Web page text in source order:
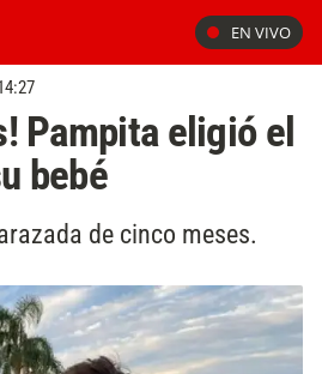
EN VIVO
Pampita eligió el
bebé
de cinco meses.